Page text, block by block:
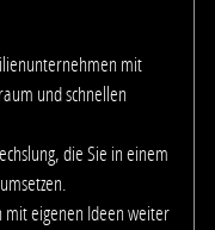
mit
und schnellen
die Sie in einem
eigenen Ideen weiter